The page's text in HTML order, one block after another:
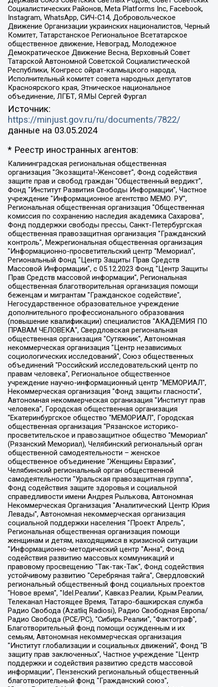
Социалистических Районов, Meta Platforms Inc, Facebook,
Instagram, WhatsApp, СИЧ-С14, Добровольческое
Движение Организации украинских националистов, Черный
Комитет, Татарстанское Региональное Всетатарское
общественное движение, Невоград, Молодежное
Демократическое Движение Весна, Верховный Совет
Татарской Автономной Советской Социалистической
Республики, Конгресс ойрат-калмыцкого народа,
Исполнительный комитет совета народных депутатов
Красноярского края, Этническое национальное
объединение, ЛГБТ, Я.МЫ Сергей Фургал
Источник:
https://minjust.gov.ru/ru/documents/7822/
данные на 03.05.2024
* Реестр иностранных агентов:
Калининградская региональная общественная организация "Экозащита!-Женсовет", Фонд содействия защите прав и свобод граждан "Общественный вердикт", Фонд "Институт Развития Свободы Информации", Частное учреждение "Информационное агентство МЕМО. РУ", Региональная общественная организация "Общественная комиссия по сохранению наследия академика Сахарова", Фонд поддержки свободы прессы, Санкт-Петербургская общественная правозащитная организация "Гражданский контроль", Межрегиональная общественная организация "Информационно-просветительский центр "Мемориал", Региональный Фонд "Центр Защиты Прав Средств Массовой Информации", с 05.12.2023 Фонд "Центр Защиты Прав Средств массовой информации", Региональная общественная благотворительная организация помощи беженцам и мигрантам "Гражданское содействие", Негосударственное образовательное учреждение дополнительного профессионального образования (повышение квалификации) специалистов "АКАДЕМИЯ ПО ПРАВАМ ЧЕЛОВЕКА", Свердловская региональная общественная организация "Сутяжник", Автономная некоммерческая организация "Центр независимых социологических исследований", Союз общественных объединений "Российский исследовательский центр по правам человека", Региональное общественное учреждение научно-информационный центр "МЕМОРИАЛ", Некоммерческая организация "Фонд защиты гласности", Автономная некоммерческая организация "Институт прав человека", Городская общественная организация "Екатеринбургское общество "МЕМОРИАЛ", Городская общественная организация "Рязанское историко-просветительское и правозащитное общество "Мемориал" (Рязанский Мемориал), Челябинский региональный орган общественной самодеятельности – женское общественное объединение "Женщины Евразии", Челябинский региональный орган общественной самодеятельности "Уральская правозащитная группа", Фонд содействия защите здоровья и социальной справедливости имени Андрея Рылькова, Автономная Некоммерческая Организация "Аналитический Центр Юрия Левады", Автономная некоммерческая организация социальной поддержки населения "Проект Апрель", Региональная общественная организация помощи женщинам и детям, находящимся в кризисной ситуации "Информационно-методический центр "Анна", Фонд содействия развитию массовых коммуникаций и правовому просвещению "Так-так-Так", Фонд содействия устойчивому развитию "Серебряная тайга", Свердловский региональный общественный фонд социальных проектов "Новое время", "Idel.Реалии", Кавказ.Реалии, Крым.Реалии, Телеканал Настоящее Время, Татаро-башкирская служба Радио Свобода (Azatliq Radiosi), Радио Свободная Европа/Радио Свобода (PCE/PC), "Сибирь.Реалии", "Фактограф", Благотворительный фонд помощи осужденным и их семьям, Автономная некоммерческая организация "Институт глобализации и социальных движений", Фонд "В защиту прав заключенных", Частное учреждение "Центр поддержки и содействия развитию средств массовой информации", Пензенский региональный общественный благотворительный фонд "Гражданский союз", "Север.Реалии", Некоммерческая организация Фонд "Правовая инициатива", Общество с ограниченной ответственностью "Радио Свободная Европа/Радио Свобода", Чешское информационное агентство "MEDIUM-ORIENT", Красноярская региональная общественная организация "Мы против СПИДа", Камалягин Денис Николаевич, Маркелов Сергей Евгеньевич, Пономарев Лев Александрович, Савицкая Людмила Алексеевна, Автономная некоммерческая организация "Центр по работе с проблемой насилия "НАСИЛИЮ.НЕТ", Межрегиональный профессиональный союз работников здравоохранения "Альянс врачей", Юридическое лицо, зарегистрированное в Латвийской Республике, SIA "Medusa Project" (регистрационный номер 40103797863, дата регистрации 10.06.2014), Некоммерческая организация "Фонд по борьбе с коррупцией", Автономная некоммерческая организация "Институт права и публичной политики", Баданин Роман Сергеевич, Гликин Максим Александрович, Железнова Мария Михайловна, Лукьянова Юлия Сергеевна, Маетная Елизавета Витальевна, Маняхин Петр Борисович, Чуракова Ольга Владимировна, Ярош Юлия Петровна, Юридическое лицо "The Insider SIA", зарегистрированное в Риге, Латвийская Республика (дата регистрации 26.06.2015), являющееся администратором доменного имени интернет-издания "The Insider SIA", https://theins.ru, Постернак Алексей Евгеньевич, Рубин Михаил Аркадьевич, Анин Роман Александрович, Юридическое лицо Istories fonds, зарегистрированное в Латвийской Республике (регистрационный номер 50008295751, дата регистрации 24.02.2020), Великовский Дмитрий Александрович, Долинина Ирина Николаевна, Мароховская Алеся Алексеевна, Шлейнов Роман Юрьевич, Шмагун Олеся Валентиновна, Общество с ограниченной ответственностью "Альтаир 2021", Общество с ограниченной ответственностью "Вега 2021", Общество с ограниченной ответственностью "Главный редактор 2021", Общество с ограниченной ответственностью "Ромашки монолит", Важенков Артем Валерьевич, Ивановская областная общественная организация "Центр гендерных исследований", Гурман Юрий Альбертович, Медиапроект "ОВД-Инфо", Егоров Владимир Владимирович, Жилинский Владимир Александрович, Общество с ограниченной ответственностью "ЗП", Иванова София Юрьевна, Карезина Инна Павловна, Кильтау Екатерина Викторовна, Петров Алексей Викторович, Пискунов Сергей Евгеньевич, Смирнов Сергей Сергеевич, Тихонов Михаил Сергеевич, Общество с ограниченной ответственностью "ЖУРНАЛИСТ-ИНОСТРАННЫЙ АГЕНТ", Арапова Галина Юрьевна, Вольтская Татьяна Анатольевна, Американская компания "Mason G.E.S. Anonymous Foundation" (США), являющаяся владельцем интернет-издания https://mnews.world/, Компания "Stichting Bellingcat", зарегистрированная в Нидерландах (дата регистрации 11.07.2018), Захаров Андрей Вячеславович, Клепиковская Екатерина Дмитриевна, Общество с ограниченной ответственностью "МЕМО", Перл Роман Александрович, Симонов Евгений Алексеевич, Соловьева Елена Анатольевна, Сотников Даниил Владимирович, Сурначева Елизавета Дмитриевна, Автономная некоммерческая организация по защите прав человека и информированию населения "Якутия – Наше Мнение", Общество с ограниченной ответственностью "Москоу диджитал медиа", с 26.01.2023 Общество с ограниченной ответственностью "Чайка Белые сады", Ветошкина Валерия Валерьевна, Заговора Максим Александрович, Межрегиональное общественное движение "Российская ЛГБТ - сеть", Оленичев Максим Владимирович, Павлов Иван Юрьевич, Скворцова Елена Сергеевна, Общество с ограниченной ответственностью "Как бы инагент", Кочетков Игорь Викторович, Общество с ограниченной ответственностью "Честные выборы", Еланчик Олег Александрович, Общество с ограниченной ответственностью "Нобелевский призыв", Гималова Регина Эмилевна, Григорьев Андрей Валерьевич, Григорьева Алина Александровна, Ассоциация по содействию защите прав призывников, альтернативнослужащих и военнослужащих "Правозащитная группа "Гражданин.Армия.Право", Хисамова Регина Фаритовна, Автономная некоммерческая организация по реализации социально-правовых программ "Лилит", Дальневосточное общественное движение "Маяк", Санкт-Петербургская ЛГБТ-инициативная группа "Выход", Инициативная группа ЛГБТ+ "Реверс", Алексеев Андрей Викторович, Бекбулатова Таисия Львовна, Беляев Иван Михайлович, Владыкина Елена Сергеевна, Гельман Марат Александрович, Никульшина Вероника Юрьевна, Толоконникова Надежда Андреевна, Шендерович Виктор Анатольевич, Общество с ограниченной ответственностью "Данное сообщение", Общество с ограниченной ответственностью Издательский дом "Новая глава", Айнбиндер Александра Александровна, Московский комьюнити-центр для ЛГБТ+инициатив, Благотворительный фонд развития филантропии, Deutsche Welle (Германия, Kurt-Schumacher-Strasse 3, 53113 Bonn), Борзунова Мария Михайловна, Воробьев Виктор Викторович, Голубева Анна Львовна, Константинова Алла Михайловна, Малкова Ирина Владимировна, Мурадов Мурад Абдулгалимович, Осетинская Елизавета Николаевна, Понасенков Евгений Николаевич, Ганапольский Матвей Юрьевич, Киселев Евгений Алексеевич, Борухович Ирина Григорьевна, Дремин Иван Тимофеевич, Дубровский Дмитрий Викторович, Красноярская региональная общественная организация поддержки и развития альтернативных образовательных технологий и межкультурных коммуникаций "ИНТЕРРА", Маяковская Екатерина Алексеевна, Фейгин Марк Захарович, Филимонов Андрей Викторович, Дзугкоева Регина Николаевна, Доброхотов Роман Александрович, Дудь Юрий Александрович, Елкин Сергей Владимирович, Кругликов Кирилл Игоревич, Сабунаева Мария Леонидовна, Семенов Алексей Владимирович, Шаинян Карен Багратович, Шульман Екатерина Михайловна, Асафьев Артур Валерьевич, Вахштайн Виктор Семенович, Венедиктов Алексей Алексеевич, Лушникова Екатерина Евгеньевна, Волков Леонид Михайлович, Невзоров Александр Глебович, Пархоменко Сергей Борисович, Сироткин Ярослав Николаевич, Кара-Мурза Владимир Владимирович, Баранова Наталья Владимировна, Гозман Леонид Яковлевич, Кагарлицкий Борис Юльевич, Климарев Михаил Валерьевич, Милов Владимир Станиславович, Автономная некоммерческая организация Краснодарский центр современного искусства "Типография", Моргенштерн Алишер Тагирович, Соболь Любовь Эдуардовна, Общество с ограниченной ответственностью "ЛИЗА НОРМ", Каспаров Гарри Кимович, Ходорковский Михаил Борисович, Общество с ограниченной ответственностью "Апрельские тезисы", Данилович Ирина Брониславовна, Кашин Олег Владимирович, Петров Николай Владимирович, Пивоваров Алексей Владимирович, Соколов Михаил Владимирович, Цветкова Юлия Владимировна, Чичваркин Евгений Александрович, Комитет против пыток/Команда против пыток, Общество с ограниченной ответственностью "Первый научный", Общество с ограниченной ответственностью "Вертолет и ко", Белоцерковская Вероника Борисовна, Кац Максим Евгеньевич, Лазарева Татьяна Юрьевна, Шаведдинов Руслан Табризович, Яшин Илья Валерьевич, Общество с ограниченной ответственностью "Иноагент ААВ", Алешковский Дмитрий Петрович, Альбац Евгения Марковна, Быков Дмитрий Львович, Галямина Юлия Евгеньевна, Лойко Сергей Леонидович, Мартынов Кирилл Константинович, Медведев Сергей Александрович, Крашенинников Федор Геннадиевич, Гордеева Катерина Вл